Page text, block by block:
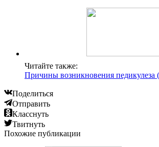
Читайте также:
Причины возникновения педикулеза
Поделиться
Отправить
Класснуть
Твитнуть
Похожие публикации